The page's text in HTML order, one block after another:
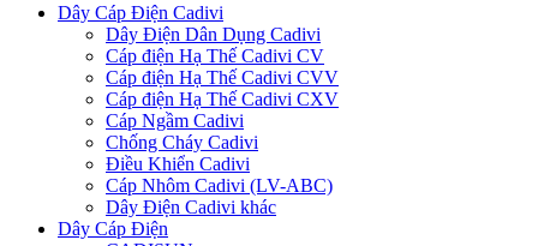
Dây Cáp Điện Cadivi
Dây Điện Dân Dụng Cadivi
Cáp điện Hạ Thế Cadivi CV
Cáp điện Hạ Thế Cadivi CVV
Cáp điện Hạ Thế Cadivi CXV
Cáp Ngầm Cadivi
Chống Cháy Cadivi
Điều Khiển Cadivi
Cáp Nhôm Cadivi (LV-ABC)
Dây Điện Cadivi khác
Dây Cáp Điện